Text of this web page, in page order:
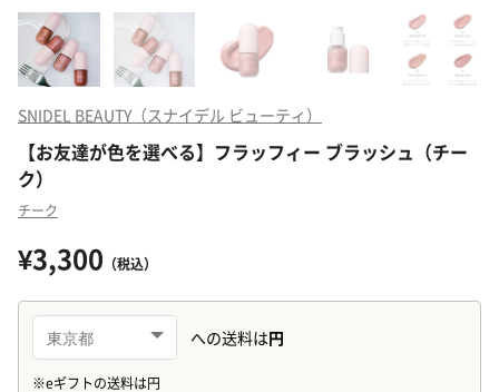
SNIDEL BEAUTY（スナイデル ビューティ）
【お友達が色を選べる】フラッフィー ブラッシュ（チー
ク）
チーク
¥3,300 （税込）